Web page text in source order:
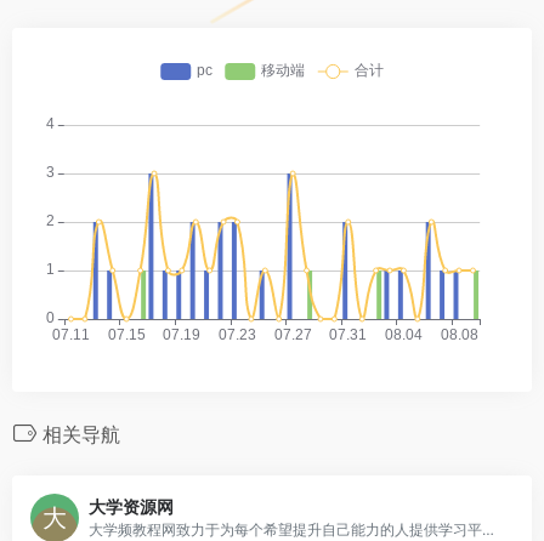
相关导航
大学资源网
大学频教程网致力于为每个希望提升自己能力的人提供学习平台，通过这个平台每个人都有平等提高自己能力的机会，主要学习资源有：大学、中学、小学、管理课程、销售培训、资格考试、百家讲坛、职业技能培训等视频教程